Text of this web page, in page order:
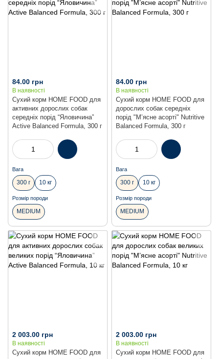
Сухий корм HOME FOOD для
активних дорослих собак
середніх порід “Яловичина”
Active Balanced Formula, 300 г
84.00 грн
В наявності
Вага
300 г 10 кг
Розмір породи
MEDIUM
Сухий корм HOME FOOD для
дорослих собак середніх
порід "М’ясне асорті" Nutritive
Balanced Formula, 300 г
84.00 грн
В наявності
Вага
300 г 10 кг
Розмір породи
MEDIUM
Сухий корм HOME FOOD для
2 003.00 грн
В наявності
Сухий корм HOME FOOD для
2 003.00 грн
В наявності